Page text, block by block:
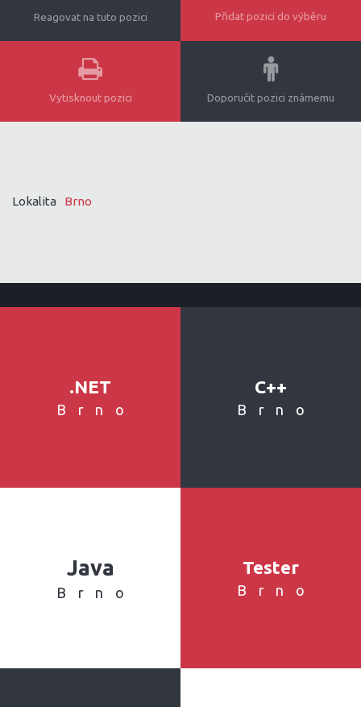
Reagovat na tuto pozici Přidat pozici do výběru
Vytisknout pozici Doporučit pozici známemu
Lokalita Brno
.NET
Brno
C++
Brno
Java
Brno
Tester
Brno